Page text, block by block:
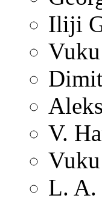
Iliji
V.
L. A.